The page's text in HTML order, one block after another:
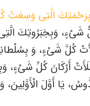
بِرَحْمَتِكَ الَّتِى
وَبِجَبَرُوتِكَ
كُلَّ شَىْءٍ، وَ
أَرْكَانَ كُلِّ شَىْءٍ،
يَا أَوَّلَ الْأَوَّلِينَ،